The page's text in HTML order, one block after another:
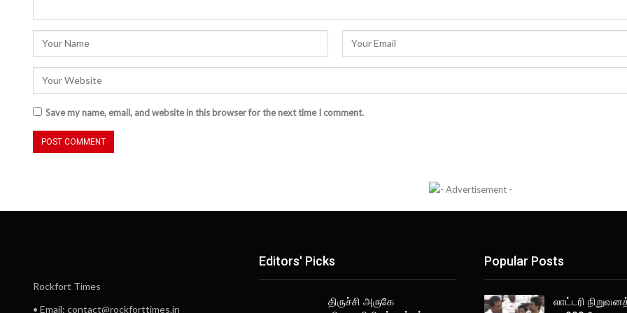
Save my name, email, and website in this browser for the next time I comment.
Rockfort Times
• Email: contact@rockforttimes.in
Editors' Picks
திருச்சி அருகே
Popular Posts
லாட்டரி